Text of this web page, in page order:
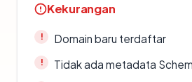
Kekurangan
Domain baru terdaftar
Tidak ada metadata